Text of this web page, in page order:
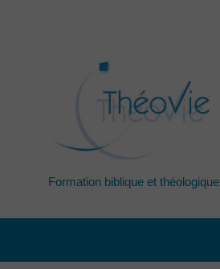
Formation biblique et théologique